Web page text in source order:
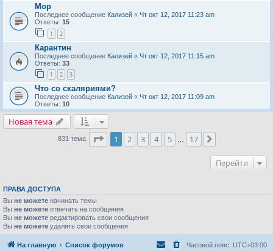
Мор
Последнее сообщение Кализей « Чт окт 12, 2017 11:23 am
Ответы: 15
1 2
Карантин
Последнее сообщение Кализей « Чт окт 12, 2017 11:15 am
Ответы: 33
1 2 3
Что со скаляриями?
Последнее сообщение Кализей « Чт окт 12, 2017 11:09 am
Ответы: 10
Новая тема
831 тема Страница1 из
1 2 3 4 5 … 17
Перейти
ПРАВА ДОСТУПА
Вы не можете начинать темы
Вы не можете отвечать на сообщения
Вы не можете редактировать свои сообщения
Вы не можете удалять свои сообщения
На главную Список форумов Часовой пояс: UTC+03:00